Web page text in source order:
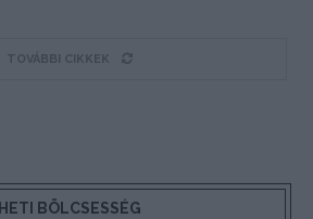
TOVÁBBI CIKKEK
HETI BÖLCSESSÉG